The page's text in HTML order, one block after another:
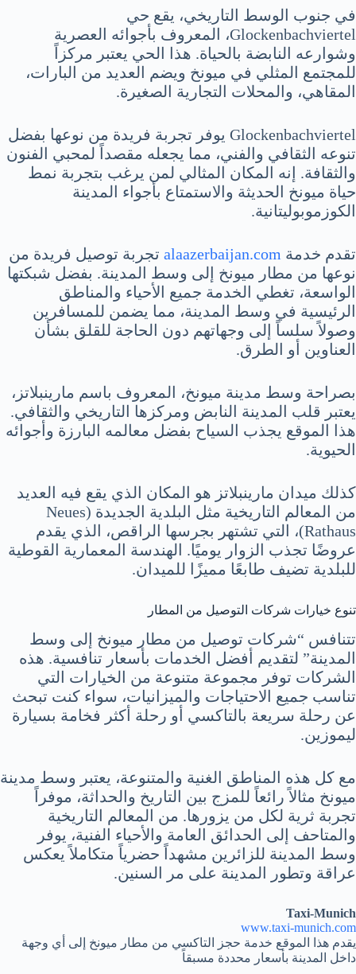
في جنوب الوسط التاريخي، يقع حي
Glockenbachviertel، المعروف بأجوائه العصرية
وشوارعه النابضة بالحياة. هذا الحي يعتبر مركزاً
للمجتمع المثلي في ميونخ ويضم العديد من البارات،
المقاهي، والمحلات التجارية الصغيرة.
Glockenbachviertel يوفر تجربة فريدة من نوعها بفضل
تنوعه الثقافي والفني، مما يجعله مقصداً لمحبي الفنون
والثقافة. إنه المكان المثالي لمن يرغب بتجربة نمط
حياة ميونخ الحديثة والاستمتاع بأجواء المدينة
الكوزموبوليتانية.
تقدم خدمة alaazerbaijan.com تجربة توصيل فريدة من
نوعها من مطار ميونخ إلى وسط المدينة. بفضل شبكتها
الواسعة، تغطي الخدمة جميع الأحياء والمناطق
الرئيسية في وسط المدينة، مما يضمن للمسافرين
وصولاً سلساً إلى وجهاتهم دون الحاجة للقلق بشأن
العناوين أو الطرق.
بصراحة وسط مدينة ميونخ، المعروف باسم مارينبلاتز،
يعتبر قلب المدينة النابض ومركزها التاريخي والثقافي.
هذا الموقع يجذب السياح بفضل معالمه البارزة وأجوائه
الحيوية.
كذلك ميدان مارينبلاتز هو المكان الذي يقع فيه العديد
من المعالم التاريخية مثل البلدية الجديدة (Neues
Rathaus)، التي تشتهر بجرسها الراقص، الذي يقدم
عروضًا تجذب الزوار يوميًا. الهندسة المعمارية القوطية
للبلدية تضيف طابعًا مميزًا للميدان.
تنوع خيارات شركات التوصيل من المطار
تتنافس “شركات توصيل من مطار ميونخ إلى وسط
المدينة” لتقديم أفضل الخدمات بأسعار تنافسية. هذه
الشركات توفر مجموعة متنوعة من الخيارات التي
تناسب جميع الاحتياجات والميزانيات، سواء كنت تبحث
عن رحلة سريعة بالتاكسي أو رحلة أكثر فخامة بسيارة
ليموزين.
مع كل هذه المناطق الغنية والمتنوعة، يعتبر وسط مدينة
ميونخ مثالاً رائعاً للمزج بين التاريخ والحداثة، موفراً
تجربة ثرية لكل من يزورها. من المعالم التاريخية
والمتاحف إلى الحدائق العامة والأحياء الفنية، يوفر
وسط المدينة للزائرين مشهداً حضرياً متكاملاً يعكس
عراقة وتطور المدينة على مر السنين.
Taxi-Munich
www.taxi-munich.com
يقدم هذا الموقع خدمة حجز التاكسي من مطار ميونخ إلى أي وجهة
داخل المدينة بأسعار محددة مسبقاً